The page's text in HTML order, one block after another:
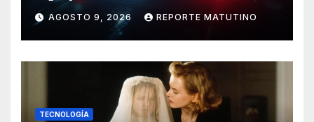
así la policía descubrió el
engaño
AGOSTO 9, 2026 REPORTE MATUTINO
TECNOLOGÍA